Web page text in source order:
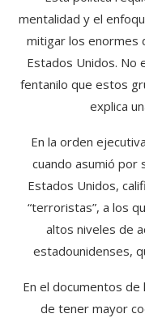
mentalidad y el
mitigar los enormes
Estados Unidos. No
fentanilo que estos
explica
En la orden
cuando asumió por
Estados Unidos,
“terroristas”, a los
altos niveles de
estadounidenses,
En el documentos de
de tener mayor